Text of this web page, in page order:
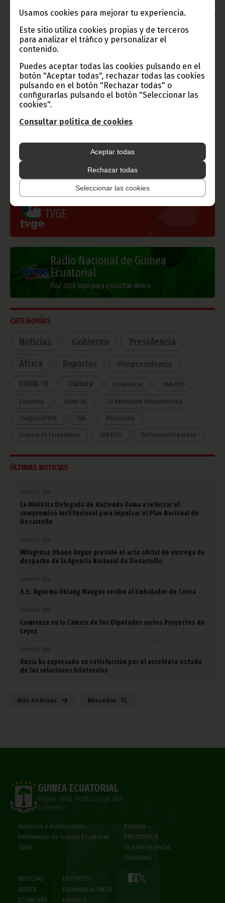
Usamos cookies para mejorar tu experiencia.
Este sitio utiliza cookies propias y de terceros
para analizar el tráfico y personalizar el
contenido.
Puedes aceptar todas las cookies pulsando en el
botón "Aceptar todas", rechazar todas las cookies
pulsando en el botón "Rechazar todas" o
configurarlas pulsando el botón "Seleccionar las
cookies".
Consultar política de cookies
Aceptar todas
Rechazar todas
Seleccionar las cookies
Aviso: La reproducción total o parcial de este artículo o de las
imágenes que lo acompañen debe hacerse, siempre y en todo
lugar, con la mención de la fuente de origen de la misma
(Oficina de Información y Prensa de Guinea Ecuatorial).
Gobierno e Instituciones
TVGE
Radio Nacional de Guinea
Ecuatorial
Haz click aquí para escuchar ahora
CATEGORÍAS
Noticias Gobierno
Presidencia
África
Deportes Vicepresidencia
COVID-19 Cultura Estadísticas CAN 2015
Economía Gente GE 50 Aniversario Independencia
CongresoPDGE FIJA Bielorrusia
Consejo de la república CAN 2025 Defensor del pueblo
ÚLTIMAS NOTICIAS
agosto 07, 2026
La Ministra Delegada de Hacienda llama a reforzar el
compromiso institucional para impulsar el Plan Nacional de
Desarrollo
agosto 07, 2026
Milagrosa Obono Angue preside el acto oficial de entrega de
despacho de la Agencia Nacional de Desarrollo
agosto 07, 2026
S.E. Nguema Obiang Mangue recibe al Embajador de Corea
agosto 07, 2026
Comienza en la Cámara de los Diputados varios Proyectos de
Leyes
agosto 07, 2026
Rusia ha expresado su satisfacción por el excelente estado
de las relaciones bilaterales
Más noticias Búscador
GUINEA ECUATORIAL
Página Web Institucional del
Gobierno
Gobierno e Instituciones
Información de Guinea Ecuatorial
TVGE
Portada
PRESIDENCIA
VICEPRESIDENCIA
GOBIERNO
NOTICIAS
ÁFRICA
ECONOMÍA
DEPORTES
Estadísticas INEGE
Fototeca